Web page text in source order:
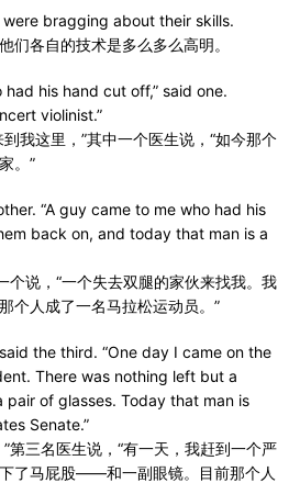
bragging about their skills.
们各自的技术是多么多么高明。
had his hand cut off,” said one.
violinist.”
我这里，”其中一个医生说，“如今那个
。”
“A guy came to me who had his
back on, and today that man is a
个说，“一个失去双腿的家伙来找我。我
个人成了一名马拉松运动员。”
the third. “One day I came on the
There was nothing left but a
pair of glasses. Today that man is
Senate.”
第三名医生说，“有一天，我赶到一个严
了马屁股——和一副眼镜。目前那个人